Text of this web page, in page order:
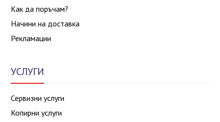
Как да поръчам?
Начини на доставка
Рекламации
УСЛУГИ
Сервизни услуги
Копирни услуги